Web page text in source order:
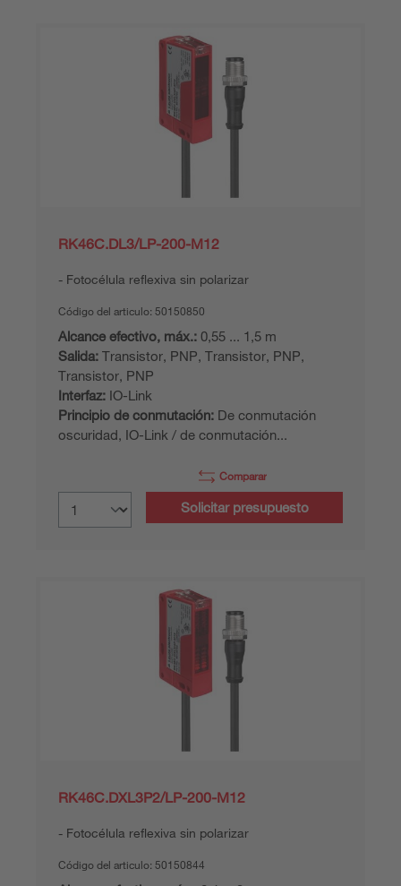
RK46C.DL3/LP-200-M12
Fotocélula reflexiva sin polarizar
Código del articulo: 50150850
Alcance efectivo, máx.: 0,55 ... 1,5 m
Salida: Transistor, PNP, Transistor, PNP,
Transistor, PNP
Interfaz: IO-Link
Principio de conmutación: De conmutación
oscuridad, IO-Link / de conmutación...
Comparar
Solicitar presupuesto
RK46C.DXL3P2/LP-200-M12
Fotocélula reflexiva sin polarizar
Código del articulo: 50150844